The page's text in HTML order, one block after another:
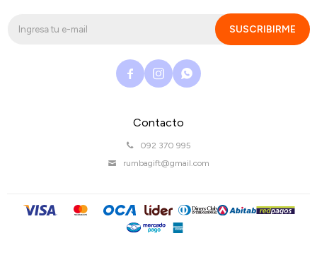
Contacto
092 370 995
rumbagift@gmail.com
SUSCRIBIRME
  